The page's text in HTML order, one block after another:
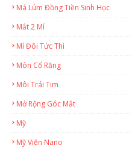
Má Lúm Đồng Tiền Sinh Học
Mắt 2 Mí
Mí Đôi Tức Thì
Mòn Cổ Răng
Môi Trái Tim
Mở Rộng Góc Mắt
Mỹ
Mỹ Viện Nano